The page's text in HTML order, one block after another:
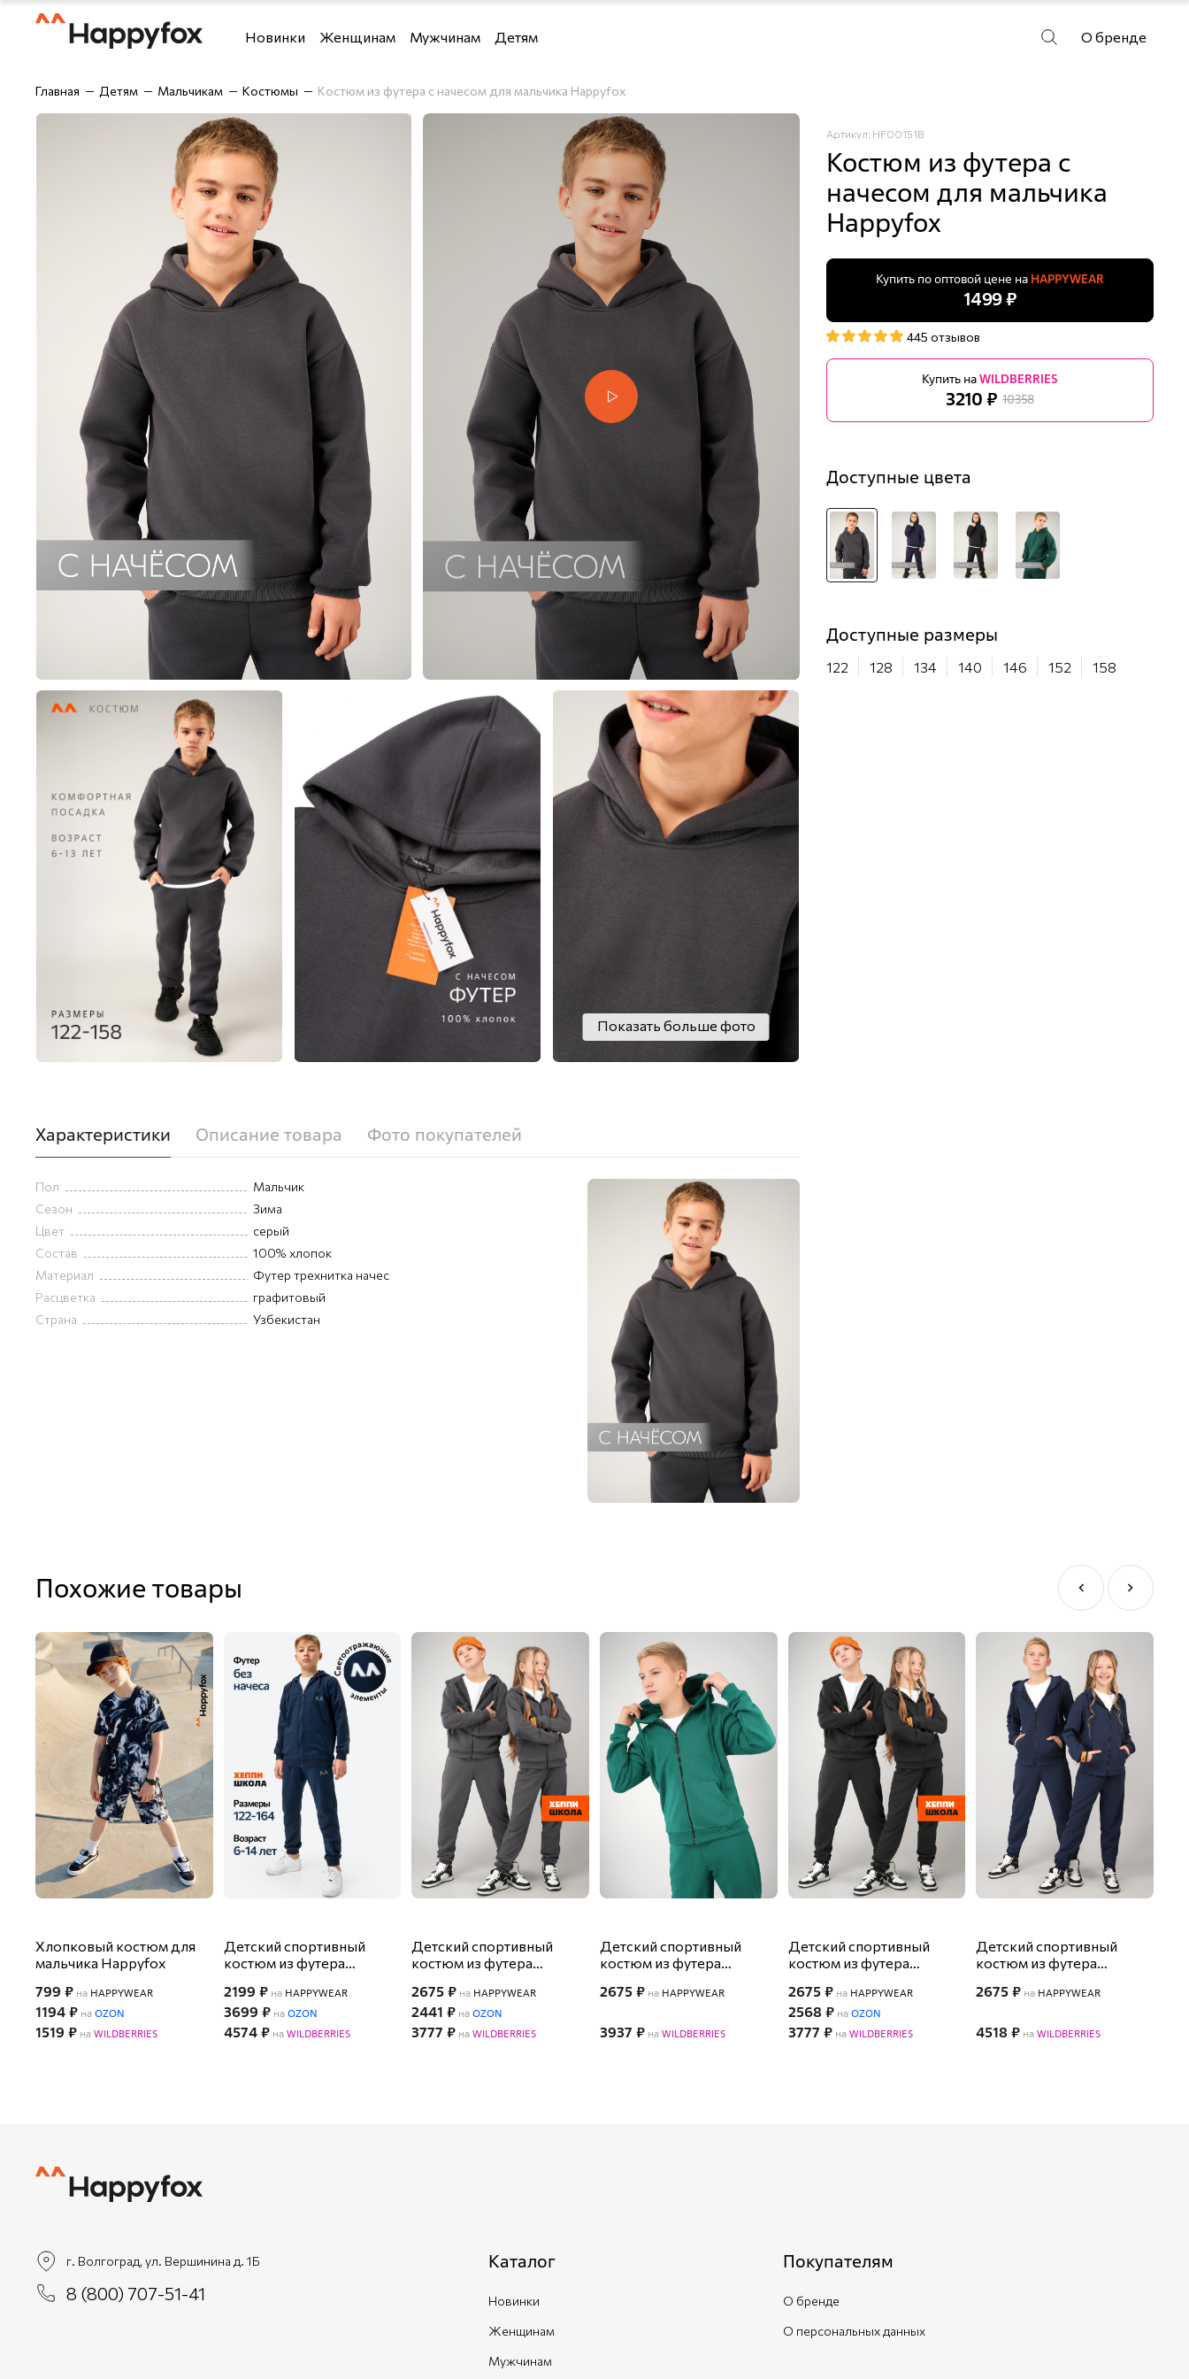
Новинки Женщинам
Футболки и топы
Костюмы
Брюки
Блузки и рубашки
Верхняя одежда
Джемперы, водолазки и кардиганы
Джинсы
Домашняя одежда
Нижнее бельё
Пиджаки, жилеты и жакеты
Толстовки, свитшоты и худи
Шорты
Мужчинам
Футболки
Рубашки
Джемперы, водолазки и кардиганы
Нижнее бельё
Одежда для дома
Спортивные костюмы
Толстовки, свитшоты и худи
Детям
Мальчикам
О бренде
Главная Детям Мальчикам Костюмы Костюм из футера с начесом для мальчика Happyfox
Показать больше фото
Артикул: HF00151B
Костюм из футера с
начесом для мальчика
Happyfox
Купить по оптовой цене на HAPPYWEAR
1499 ₽
445 отзывов
Купить наWILDBERRIES
3210 ₽ 10358
Доступные цвета
Доступные размеры
122 128 134 140 146 152 158
Характеристики Описание товара Фото покупателей
Пол
Мальчик
Сезон
Зима
Цвет
серый
Состав
100% хлопок
Материал
Футер трехнитка начес
Расцветка
графитовый
Страна
Узбекистан
Похожие товары
Хлопковый костюм для
мальчика Happyfox
799 ₽ на HAPPYWEAR
1194 ₽ наOZON
1519 ₽ наWILDBERRIES
Детский спортивный
костюм из футера
2199 ₽на HAPPYWEAR
3699 ₽наOZON
4574 ₽наWILDBERRIES
Детский спортивный
костюм из футера
2675 ₽ на HAPPYWEAR
2441 ₽ наOZON
3777 ₽ наWILDBERRIES
Детский спортивный
костюм из футера
2675 ₽на HAPPYWEAR
3937 ₽наWILDBERRIES
Детский спортивный
костюм из футера
2675 ₽на HAPPYWEAR
2568 ₽наOZON
3777 ₽наWILDBERRIES
Детский спортивный
костюм из футера
2675 ₽ на HAPPYWEAR
4518 ₽ наWILDBERRIES
г. Волгоград, ул. Вершинина д. 1Б
8 (800) 707-51-41
Каталог
Новинки
Женщинам
Мужчинам
Покупателям
О бренде
О персональных данных